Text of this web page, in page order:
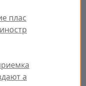
плас
а